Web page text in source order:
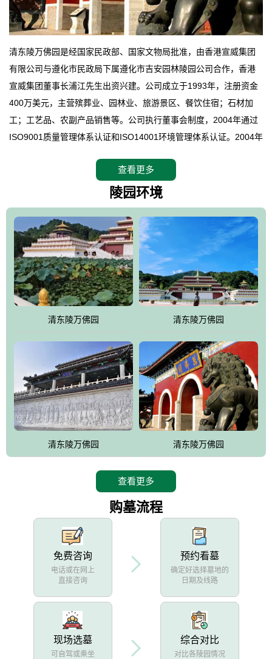
清东陵万佛园是经国家民政部、国家文物局批准，由香港宣威集团
有限公司与遵化市民政局下属遵化市吉安园林陵园公司合作，香港
宣威集团董事长浦江先生出资兴建。公司成立于1993年，注册资金
400万美元，主营殡葬业、园林业、旅游景区、餐饮住宿；石材加
工；工艺品、农副产品销售等。公司执行董事会制度，2004年通过
ISO9001质量管理体系认证和ISO14001环境管理体系认证。2004年
拥有4A级旅游区头衔的花园式陵园，园内建有四星级酒店一座。
万佛园位于遵化市境内，座落在世界文化遗产清东陵地形墙内，地
形绝佳，地理位置优越，交通便利。公司以“建设全国顶级人生后花
园、打造佛教精品旅游圣地”为目标，以海外归侨、国内外知名人士
的墓地安葬、祭祀吊亡并结合旅游参观构成其主要使用功能；以苍
郁绚丽、优雅宜人的园林景观构成其外部形象。通过墓园建设与造
园手法相结合的默契操作，建成一处特色鲜明、服务周全、环境优
美、民族风格突出，与周边文物古迹交相呼应的极具吸引力的花园
式园林。
万佛园工程一期占地448亩，目前完成投资近12亿元人民币，园区采
用全仿古式建筑，寻求与世界文化遗产地清东陵的和谐统一，在园
区建设中寻求陵园建设与景区建设的有机融合，充分发挥独一无二
的地形优势，打造现代艺术园林，建设旅游景观、寺庙、酒店等综
合服务设施，服务于陵园经营，使企业的多元化经营项目相互依
托、相互促进，园区绿化覆盖率达90%。
设计建造各种墓地墓位3万个；主体建筑金宝塔，墓位容量8万个，
能适应不同消费阶层的需求，为客户提供墓碑设计制作服务、特色
查看更多
陵园环境
清东陵万佛园 清东陵万佛园
清东陵万佛园 清东陵万佛园
查看更多
购墓流程
免费咨询
电话或在网上
直接咨询
预约看墓
确定好选择墓地的
日期及线路
现场选墓
可自驾或乘坐
综合对比
对比各陵园情况